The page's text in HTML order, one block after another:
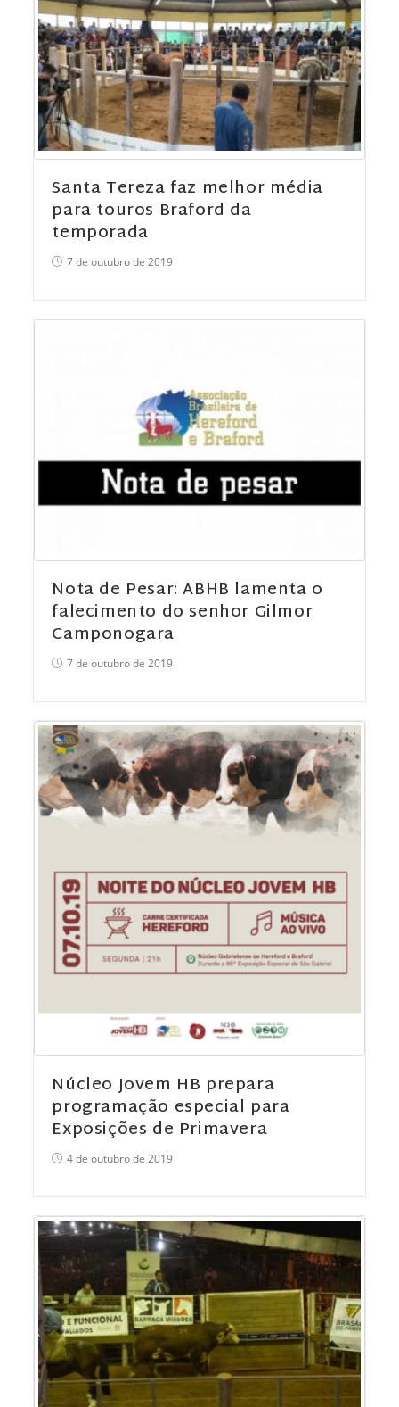
Santa Tereza faz melhor média
para touros Braford da
temporada
7 de outubro de 2019
Nota de Pesar: ABHB lamenta o
falecimento do senhor Gilmor
Camponogara
7 de outubro de 2019
Núcleo Jovem HB prepara
programação especial para
Exposições de Primavera
4 de outubro de 2019